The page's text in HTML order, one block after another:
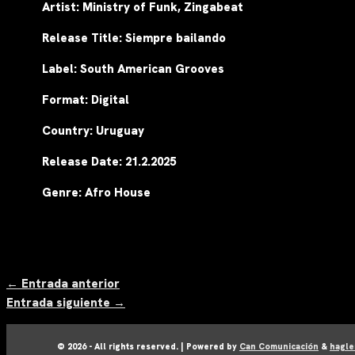
Artist: Ministry of Funk, Zingabeat
Release Title: Siempre bailando
Label: South American Grooves
Format: Digital
Country: Uruguay
Release Date: 21.2.2025
Genre: Afro House
Navegación
de
← Entrada anterior
Entrada siguiente →
© 2026 - All rights reserved. | Powered by Can Comunicación &